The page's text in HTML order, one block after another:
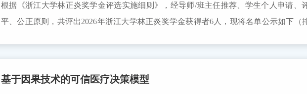
根据《浙江大学林正炎奖学金评选实施细则》，经导师/班主任推荐、学生个人申请、
平、公正原则，共评出2026年浙江大学林正炎奖学金获得者6人，现将名单公示如下（
基于因果技术的可信医疗决策模型